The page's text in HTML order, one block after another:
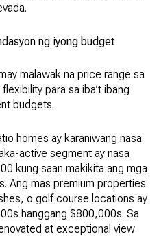
ng iyong budget
malawak na price range sa
para sa iba’t ibang
budgets.
homes ay karaniwang nasa
active segment ay nasa
kung saan makikita ang mga
Ang mas premium properties
o golf course locations ay
hanggang $800,000s. Sa
at exceptional view